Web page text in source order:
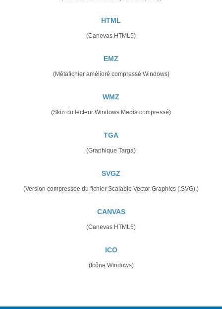
HTML
(Canevas HTML5)
EMZ
(Métafichier amélioré compressé Windows)
WMZ
(Skin du lecteur Windows Media compressé)
TGA
(Graphique Targa)
SVGZ
(Version compressée du fichier Scalable Vector Graphics (.SVG).)
CANVAS
(Canevas HTML5)
ICO
(Icône Windows)